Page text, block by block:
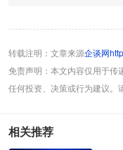
转载注明：文章来源企谈网
免责声明：本文内容仅用于传
任何投资、决策或行为建议。
相关推荐